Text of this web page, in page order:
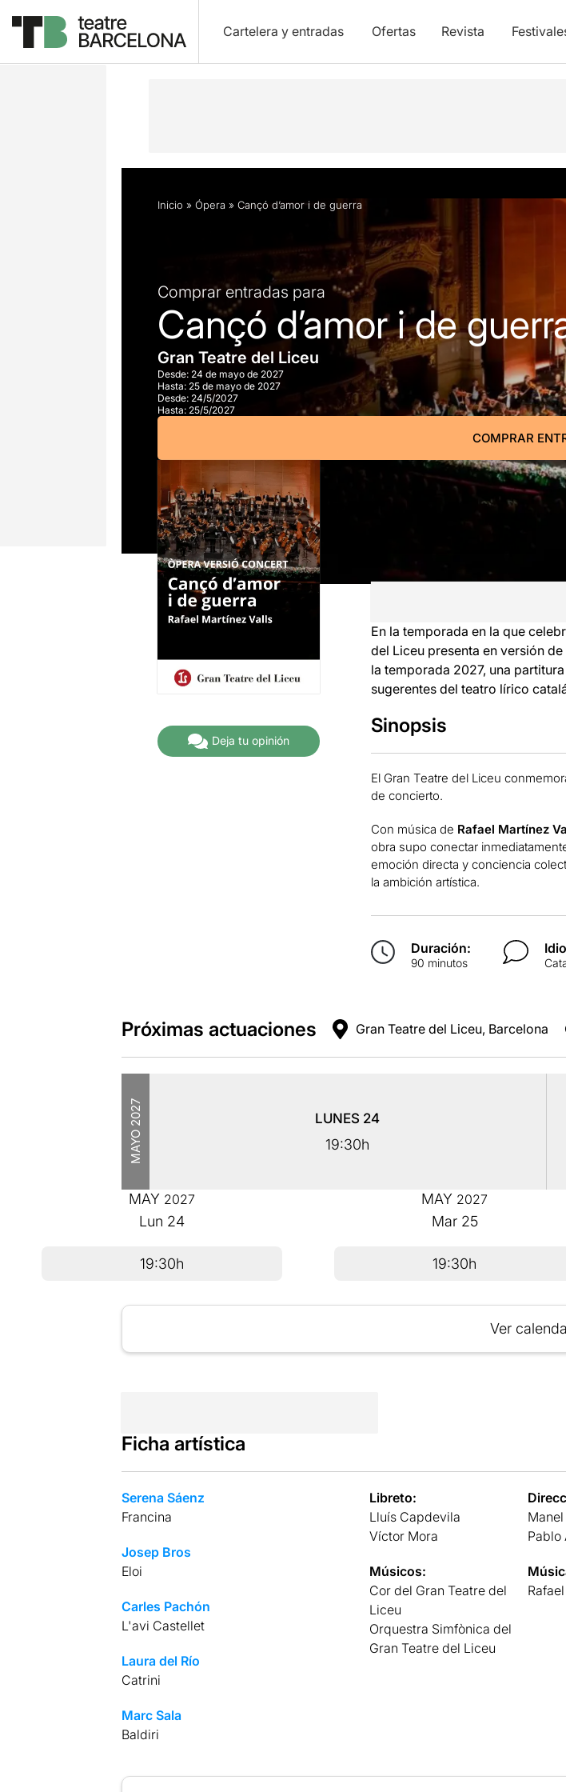
Cartelera y entradas Ofertas Revista
Descripción Horarios Ficha artística Info práctica
Inicio » Ópera » Cançó d’amor i de guerra
Comprar entradas para
Cançó d’amor i de
Gran Teatre del Liceu
Desde: 24 de mayo de 2027
Hasta: 25 de mayo de 2027
Desde: 24/5/2027
Hasta: 25/5/2027
COMPRAR
Deja tu opinión
En la temporada en la que
del Liceu presenta en versión
la temporada 2027, una
sugerentes del teatro lírico
Sinopsis
El Gran Teatre del Liceu
de concierto.
Con música de Rafael Martínez
obra supo conectar
emoción directa y conciencia
la ambición artística.
Duración:
90 minutos
Próximas actuaciones Gran Teatre del Liceu, Barcelona
MAYO
2027 LUNES 24
19:30h
MAY 2027
Lun 24
19:30h
MAY 2027
Mar 25
19:30h
Ver
Ficha artística
Serena Sáenz
Francina
Josep Bros
Eloi
Carles Pachón
L'avi Castellet
Laura del Río
Catrini
Marc Sala
Baldiri
Libreto:
Lluís Capdevila
Víctor Mora
Pablo
Músicos:
Cor del Gran Teatre del
Liceu
Orquestra Simfònica del
Gran Teatre del Liceu